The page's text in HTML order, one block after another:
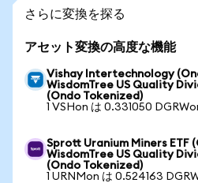
さらに変換を探る
アセット変換の高度な機能
Vishay Intertechnology
WisdomTree US Quality
(Ondo Tokenized)
1 VSHon は 0.331050
Sprott Uranium Miners ETF
WisdomTree US Quality
(Ondo Tokenized)
1 URNMon は 0.524163